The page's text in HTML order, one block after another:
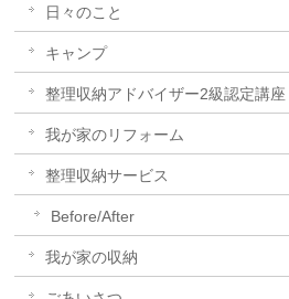
日々のこと
キャンプ
整理収納アドバイザー2級認定講座
我が家のリフォーム
整理収納サービス
Before/After
我が家の収納